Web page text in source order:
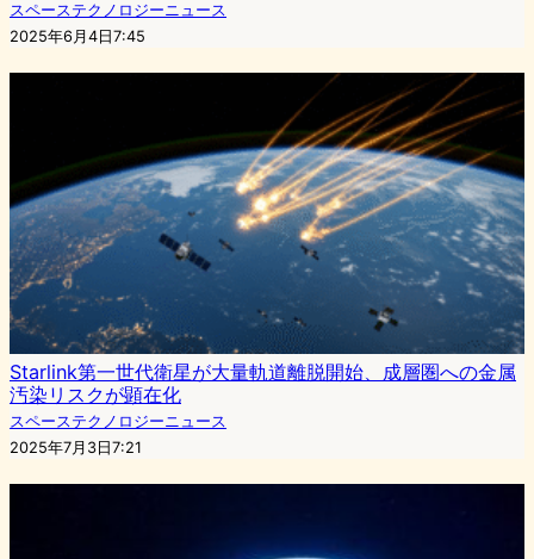
スペーステクノロジーニュース
2025年6月4日7:45
Starlink第一世代衛星が大量軌道離脱開始、成層圏への金属
汚染リスクが顕在化
スペーステクノロジーニュース
2025年7月3日7:21